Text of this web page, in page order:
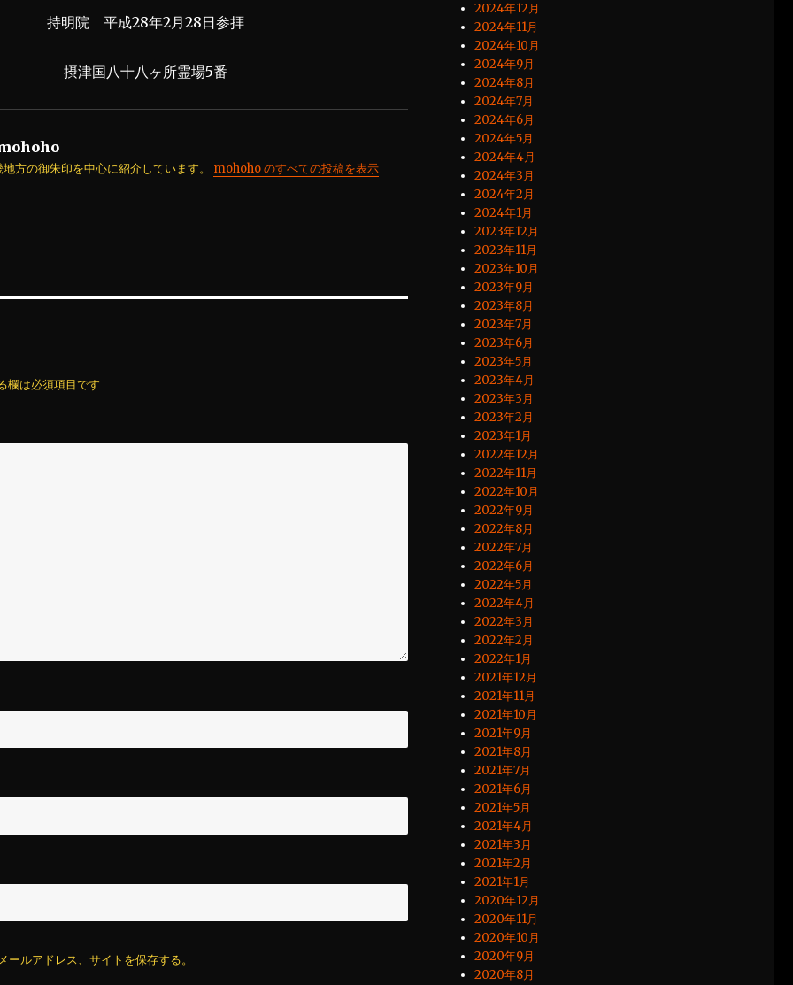
持明院 平成28年2月28日参拝
摂津国八十八ヶ所霊場5番
方の御朱印を中心に紹介しています。 mohoho のすべての投稿を表示
欄は必須項目です
ルアドレス、サイトを保存する。
2024年12月
2024年11月
2024年10月
2024年9月
2024年8月
2024年7月
2024年6月
2024年5月
2024年4月
2024年3月
2024年2月
2024年1月
2023年12月
2023年11月
2023年10月
2023年9月
2023年8月
2023年7月
2023年6月
2023年5月
2023年4月
2023年3月
2023年2月
2023年1月
2022年12月
2022年11月
2022年10月
2022年9月
2022年8月
2022年7月
2022年6月
2022年5月
2022年4月
2022年3月
2022年2月
2022年1月
2021年12月
2021年11月
2021年10月
2021年9月
2021年8月
2021年7月
2021年6月
2021年5月
2021年4月
2021年3月
2021年2月
2021年1月
2020年12月
2020年11月
2020年10月
2020年9月
2020年8月